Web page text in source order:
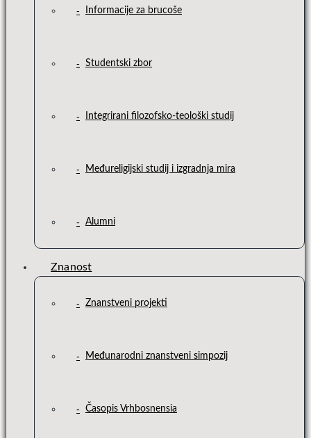
Informacije za brucoše
Studentski zbor
Integrirani filozofsko-teološki studij
Međureligijski studij i izgradnja mira
Alumni
Znanost
Znanstveni projekti
Međunarodni znanstveni simpozij
Časopis Vrhbosnensia